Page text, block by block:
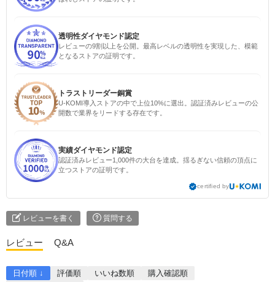
透明性ダイヤモンド認定
レビューの9割以上を公開。最高レベルの透明性を実現した、模範
となるストアの証明です。
トラストリーダー銅賞
U-KOMI導入ストアの中で上位10%に選出。認証済みレビューの公
開数で業界をリードする存在です。
実績ダイヤモンド認定
認証済みレビュー1,000件の大台を達成。揺るぎない信頼の頂点に
立つストアの証明です。
certified by
レビューを書く 質問する
レビュー Q&A
日付順 ↓ 評価順 いいね数順
購入確認順